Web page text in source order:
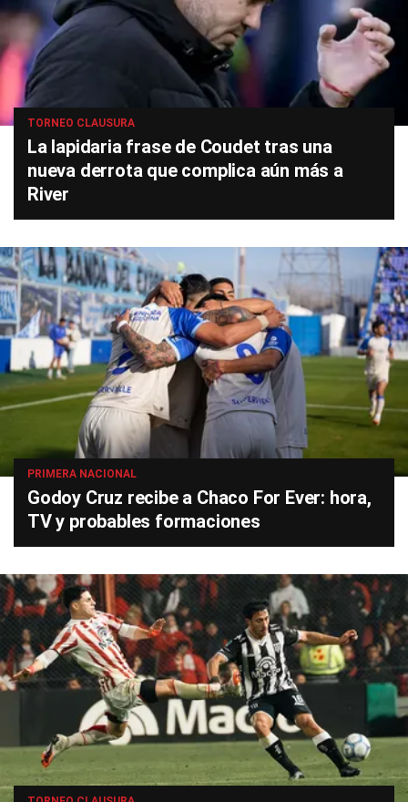
TORNEO CLAUSURA
La lapidaria frase de Coudet tras una
nueva derrota que complica aún más a
River
PRIMERA NACIONAL
Godoy Cruz recibe a Chaco For Ever: hora,
TV y probables formaciones